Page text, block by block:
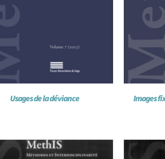
Usages de la déviance Images